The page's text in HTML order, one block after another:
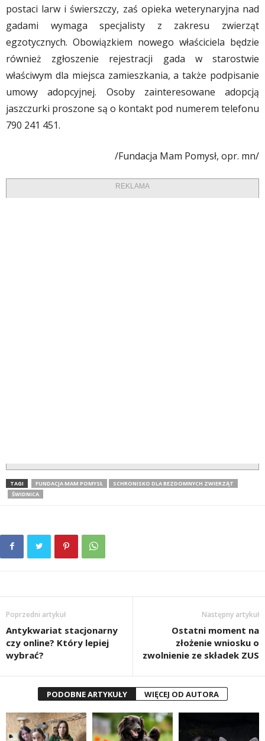
postaci larw i świerszczy, zaś opieka weterynaryjna nad
gadami wymaga specjalisty z zakresu zwierząt
egzotycznych. Obowiązkiem nowego właściciela będzie
również zgłoszenie rejestracji gada w starostwie
właściwym dla miejsca zamieszkania, a także podpisanie
umowy adopcyjnej. Osoby zainteresowane adopcją
jaszczurki proszone są o kontakt pod numerem telefonu
790 241 451.
/Fundacja Mam Pomysł, opr. mn/
REKLAMA
TAGI FUNDACJA MAM POMYSŁ
SCHRONISKO DLA BEZDOMNYCH ZWIERZĄT
ŚWIDNICA
Poprzedni artykuł
Antykwariat stacjonarny
czy online? Który lepiej
wybrać?
Następny artykuł
Ostatni moment na
złożenie wniosku o
zwolnienie ze składek ZUS
PODOBNE ARTYKUŁY WIĘCEJ OD AUTORA